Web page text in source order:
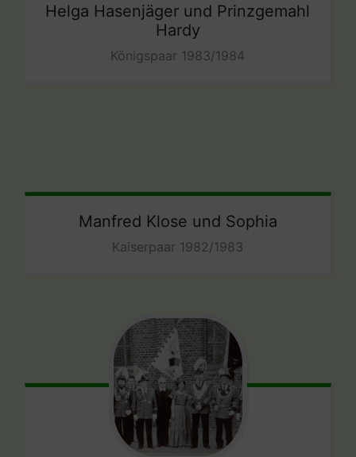
Helga Hasenjäger und Prinzgemahl
Hardy
Königspaar 1983/1984
Manfred Klose und Sophia
Kaiserpaar 1982/1983